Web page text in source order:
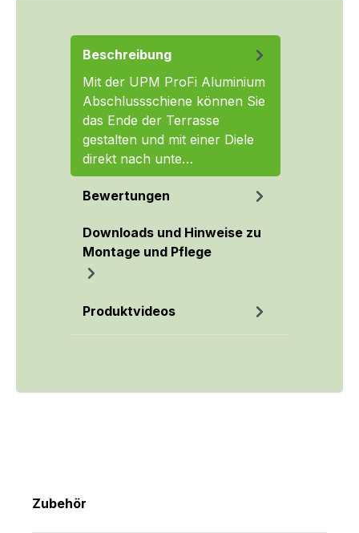
Beschreibung
Mit der UPM ProFi Aluminium
Abschlussschiene können Sie
das Ende der Terrasse
gestalten und mit einer Diele
direkt nach unte…
Bewertungen
Downloads und Hinweise zu
Montage und Pflege
Produktvideos
Produktgalerie überspringen
Zubehör